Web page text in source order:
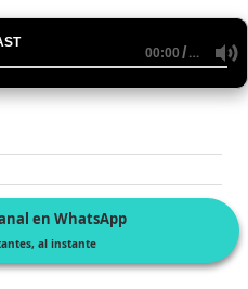
00:00 /…
en WhatsApp
al instante